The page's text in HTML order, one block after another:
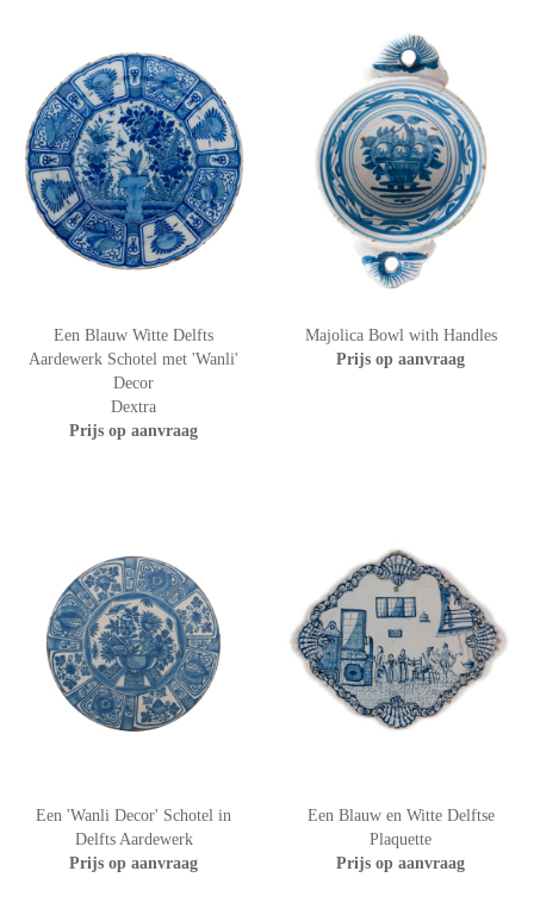
Een Blauw Witte Delfts
Aardewerk Schotel met 'Wanli'
Decor
Dextra
Prijs op aanvraag
Majolica Bowl with Handles
Prijs op aanvraag
Een 'Wanli Decor' Schotel in
Delfts Aardewerk
Prijs op aanvraag
Een Blauw en Witte Delftse
Plaquette
Prijs op aanvraag